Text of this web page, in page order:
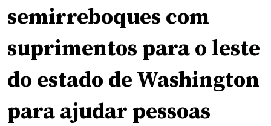
semirreboques com
suprimentos para o leste
do estado de Washington
para ajudar pessoas